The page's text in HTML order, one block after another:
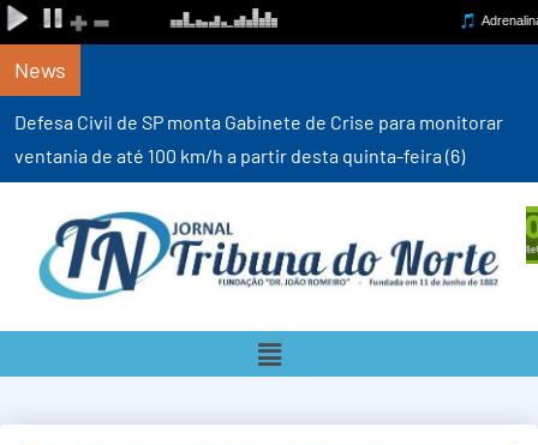
News
Defesa Civil de SP monta Gabinete de Crise para monitorar
ventania de até 100 km/h a partir desta quinta-feira (6)